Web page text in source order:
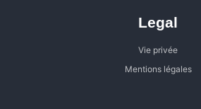
Legal
Vie privée
Mentions légales